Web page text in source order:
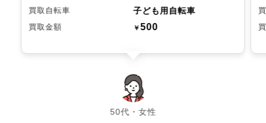
買取自転車 子ども用自転車
買取金額 ￥500
50代・女性
chevron_left chevron_right